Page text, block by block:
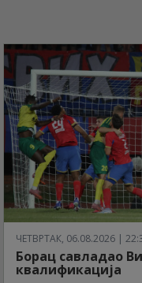
ЧЕТВРТАК, 06.08.2026 |
Борац савладао
квалификација